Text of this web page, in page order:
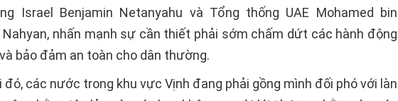
Israel Benjamin Netanyahu và Tổng thống UAE Mohamed bin
Nahyan, nhấn mạnh sự cần thiết phải sớm chấm dứt các hành động
bảo đảm an toàn cho dân thường.
đó, các nước trong khu vực Vịnh đang phải gồng mình đối phó với làn